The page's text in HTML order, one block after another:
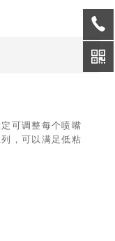
可调整每个喷嘴
，可以满足低粘